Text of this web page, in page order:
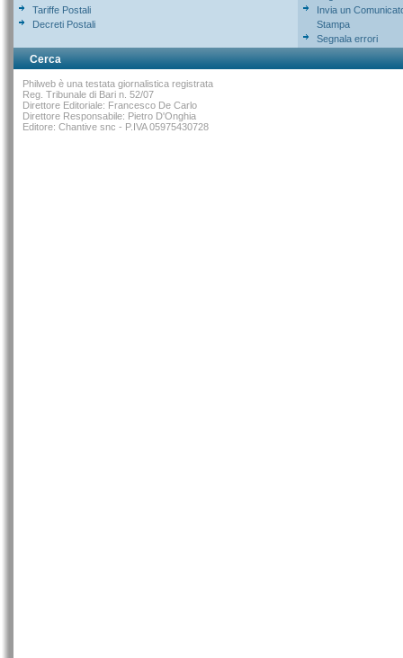
Tariffe Postali
Decreti Postali
Invia un
Stampa
Segnala errori
Cerca
Philweb è una testata giornalistica registrata
Reg. Tribunale di Bari n. 52/07
Direttore Editoriale: Francesco De Carlo
Direttore Responsabile: Pietro D'Onghia
Editore: Chantive snc - P.IVA 05975430728